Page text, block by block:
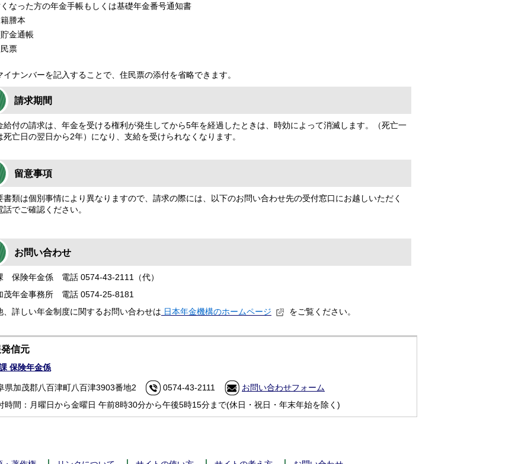
なった方の年金手帳もしくは基礎年金番号通知書
謄本
金通帳
票
ンバーを記入することで、住民票の添付を省略できます。
請求期間
付の請求は、年金を受ける権利が発生してから5年を経過したときは、時効によって消滅します。（死亡一
死亡日の翌日から2年）になり、支給を受けられなくなります。
留意事項
類は個別事情により異なりますので、請求の際には、以下のお問い合わせ先の受付窓口にお越しいただく
話でご確認ください。
お問い合わせ
保険年金係 電話 0574-43-2111（代）
茂年金事務所 電話 0574-25-8181
、詳しい年金制度に関するお問い合わせは 日本年金機構のホームページ をご覧ください。
信元
保険年金係
県加茂郡八百津町八百津3903番地2 0574-43-2111
お問い合わせフォーム
時間：月曜日から金曜日 午前8時30分から午後5時15分まで(休日・祝日・年末年始を除く)